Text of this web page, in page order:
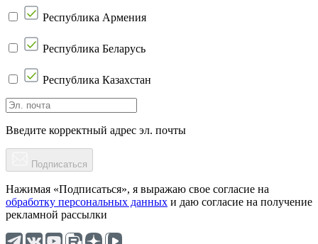
Республика Армения
Республика Беларусь
Республика Казахстан
Введите корректный адрес эл. почты
Подписаться
Нажимая «Подписаться», я выражаю свое согласие на
обработку персональных данных и даю согласие на получение
рекламной рассылки